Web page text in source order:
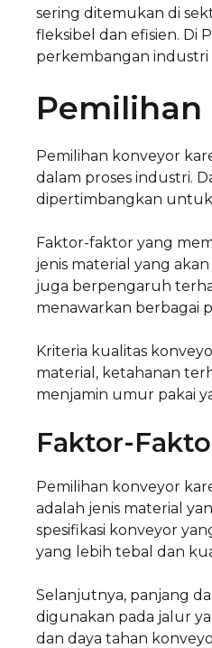
sering ditemukan di
fleksibel dan efisien.
perkembangan industri
Pemilihan
Pemilihan konveyor
dalam proses industri.
dipertimbangkan untuk
Faktor-faktor yang
jenis material yang
juga berpengaruh
menawarkan berbagai
Kriteria kualitas
material, ketahanan
menjamin umur pakai
Faktor-
Pemilihan konveyor
adalah jenis material
spesifikasi konveyor
yang lebih tebal dan
Selanjutnya, panjang
digunakan pada jalur
dan daya tahan